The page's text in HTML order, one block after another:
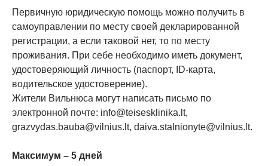
Первичную юридическую помощь можно получить в
самоуправлении по месту своей декларированной
регистрации, а если таковой нет, то по месту
проживания. При себе необходимо иметь документ,
удостоверяющий личность (паспорт, ID-карта,
водительское удостоверение).
Жители Вильнюса могут написать письмо по
электронной почте: info@teisesklinika.lt,
grazvydas.bauba@vilnius.lt, daiva.stalnionyte@vilnius.lt.
Максимум – 5 дней